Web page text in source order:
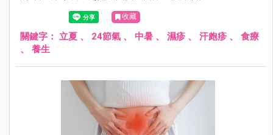
收藏
關鍵字： 立夏 、 24節氣 、 中暑 、 濕疹 、 汗皰疹 、 食療
、 養生